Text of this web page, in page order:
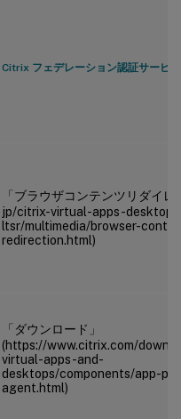
Citrix フェデレーション認証サービ
「ブラウザコンテンツリダイ
jp/citrix-virtual-apps-
ltsr/multimedia/browser-
redirection.html)
「ダウンロード」
(https://www.citrix.com/
virtual-apps-and-
desktops/components/app-
agent.html)